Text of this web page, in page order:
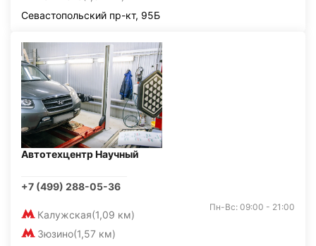
Севастопольский пр-кт, 95Б
Автотехцентр Научный
+7 (499) 288-05-36
Калужская(1,09 км)
Зюзино(1,57 км)
Пн-Вс: 09:00 - 21:00